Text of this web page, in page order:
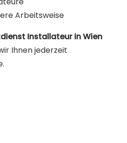
Arbeitsweise
Installateur in Wien
Ihnen jederzeit